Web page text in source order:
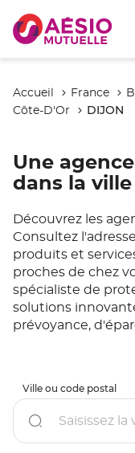
Accueil France
Côte-D'Or
DIJON
Une
dans la ville
Découvrez les
Consultez
produits et
proches de chez
spécialiste de
solutions
prévoyance,
Ville ou code postal
Rechercher
un